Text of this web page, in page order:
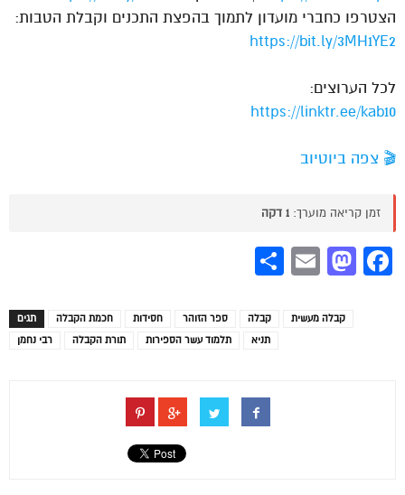
הצטרפו כחברי מועדון לתמוך בהפצת התכנים וקבלת הטבות:
https://bit.ly/3MH1YE2
לכל הערוצים:
https://linktr.ee/kab10
🎬 צפה ביוטיוב
זמן קריאה מוערך: 1 דקה
Facebook
Mastodon
Email
תגים חכמת הקבלה חסידות ספר הזוהר קבלה
קבלה מעשית
רבי נחמן
תורת הקבלה תלמוד עשר הספירות תניא